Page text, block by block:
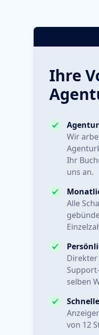
Ihre
Wir
Ihr
uns an.
Alle
Direkter
selben
von 12